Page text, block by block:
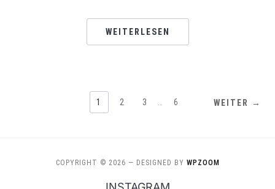
WEITERLESEN
1 2 3 6 WEITER →
COPYRIGHT © 2026 — DESIGNED BY WPZOOM